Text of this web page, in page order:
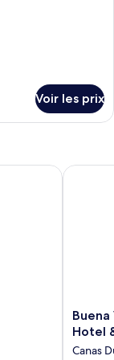
Voir les prix
Buena
Vista
Rincon
Hotel
Canas
Buena